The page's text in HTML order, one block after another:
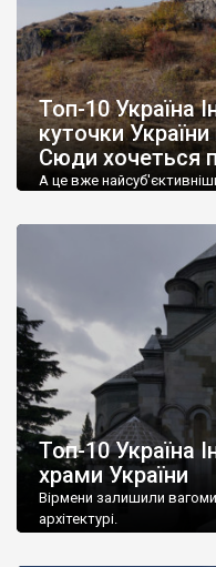
Топ-10 Україна
куточки
Сюди хочеться
А це вже
Далі весь текст від
Топ-10 Україна
храми України
Вірмени залишили
архітектурі.